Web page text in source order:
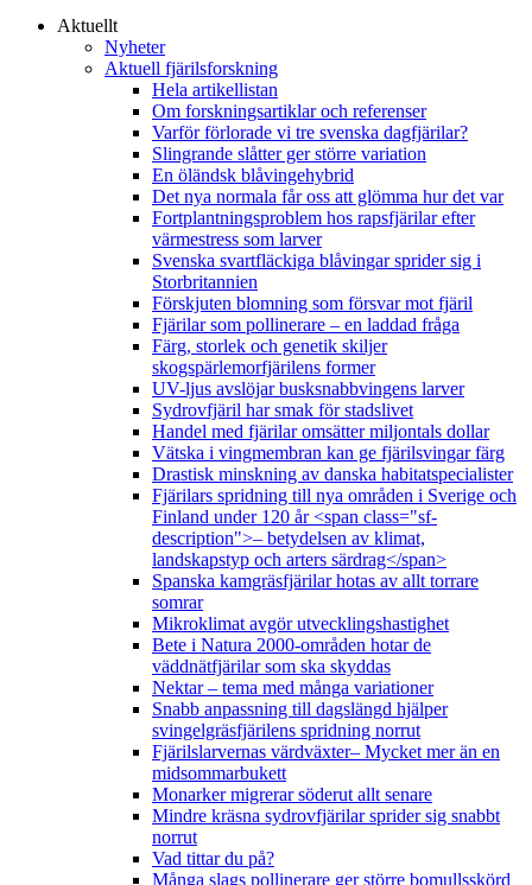
Aktuellt
Nyheter
Aktuell fjärilsforskning
Hela artikellistan
Om forskningsartiklar och referenser
Varför förlorade vi tre svenska dagfjärilar?
Slingrande slåtter ger större variation
En öländsk blåvingehybrid
Det nya normala får oss att glömma hur det var
Fortplantningsproblem hos rapsfjärilar efter
värmestress som larver
Svenska svartfläckiga blåvingar sprider sig i
Storbritannien
Förskjuten blomning som försvar mot fjäril
Fjärilar som pollinerare – en laddad fråga
Färg, storlek och genetik skiljer
skogspärlemorfjärilens former
UV-ljus avslöjar busksnabbvingens larver
Sydrovfjäril har smak för stadslivet
Handel med fjärilar omsätter miljontals dollar
Vätska i vingmembran kan ge fjärilsvingar färg
Drastisk minskning av danska habitatspecialister
Fjärilars spridning till nya områden i Sverige och
Finland under 120 år <span class="sf-
description">– betydelsen av klimat,
landskapstyp och arters särdrag</span>
Spanska kamgräsfjärilar hotas av allt torrare
somrar
Mikroklimat avgör utvecklingshastighet
Bete i Natura 2000-områden hotar de
väddnätfjärilar som ska skyddas
Nektar – tema med många variationer
Snabb anpassning till dagslängd hjälper
svingelgräsfjärilens spridning norrut
Fjärilslarvernas värdväxter– Mycket mer än en
midsommarbukett
Monarker migrerar söderut allt senare
Mindre kräsna sydrovfjärilar sprider sig snabbt
norrut
Vad tittar du på?
Många slags pollinerare ger större bomullsskörd